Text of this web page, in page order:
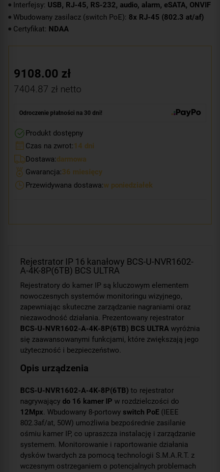
Interfejsy: USB, RJ-45, RS-232, audio, alarm, eSATA, ONVIF
Wbudowany zasilacz (switch PoE): 8x RJ-45 (802.3 at/af)
Certyfikat: NDAA
9108.00 zł
7404.87 zł netto
Odroczenie płatności na 30 dni!
Produkt dostępny
Czas na zwrot:14 dni
Dostawa:darmowa
Gwarancja:36 miesięcy
Przewidywana dostawa:w poniedziałek
Rejestrator IP 16 kanałowy BCS-U-NVR1602-
A-4K-8P(6TB) BCS ULTRA
Rejestratory do kamer IP są kluczowym elementem
nowoczesnych systemów monitoringu wizyjnego,
zapewniając skuteczne zarządzanie nagraniami oraz
niezawodność działania. Prezentowany rejestrator
BCS-U-NVR1602-A-4K-8P(6TB) BCS ULTRA wyróżnia
się zaawansowanymi funkcjami, które zwiększają jego
użyteczność i bezpieczeństwo.
Opis urządzenia
BCS-U-NVR1602-A-4K-8P(6TB) to rejestrator
nagrywający do 16 kamer IP w rozdzielczości do
12Mpx. Wbudowany 8-portowy switch PoE (IEEE
802.3af/at, 50W) umożliwia bezpośrednie zasilanie
ośmiu kamer IP, co upraszcza instalację i zarządzanie
systemem. Monitorowanie i raportowanie działania
dysków twardych za pomocą technologii S.M.A.R.T. z
wczesnym ostrzeganiem o potencjalnych problemach